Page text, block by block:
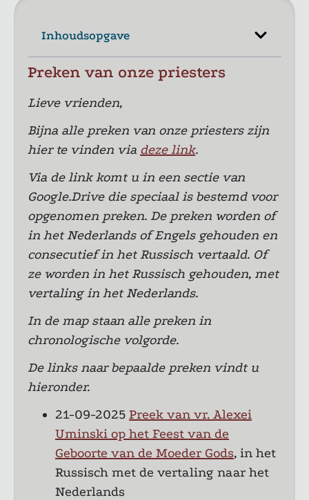
Inhoudsopgave
Preken van onze priesters
Lieve vrienden,
Bijna alle preken van onze priesters zijn
hier te vinden via deze link.
Via de link komt u in een sectie van
Google.Drive die speciaal is bestemd voor
opgenomen preken. De preken worden of
in het Nederlands of Engels gehouden en
consecutief in het Russisch vertaald. Of
ze worden in het Russisch gehouden, met
vertaling in het Nederlands.
In de map staan alle preken in
chronologische volgorde.
De links naar bepaalde preken vindt u
hieronder.
21-09-2025 Preek van vr. Alexei
Uminski op het Feest van de
Geboorte van de Moeder Gods, in het
Russisch met de vertaling naar het
Nederlands